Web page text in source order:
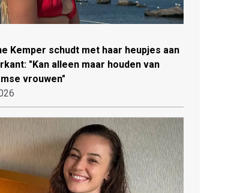
Kemper schudt met haar heupjes aan
"Kan alleen maar houden van
vrouwen"